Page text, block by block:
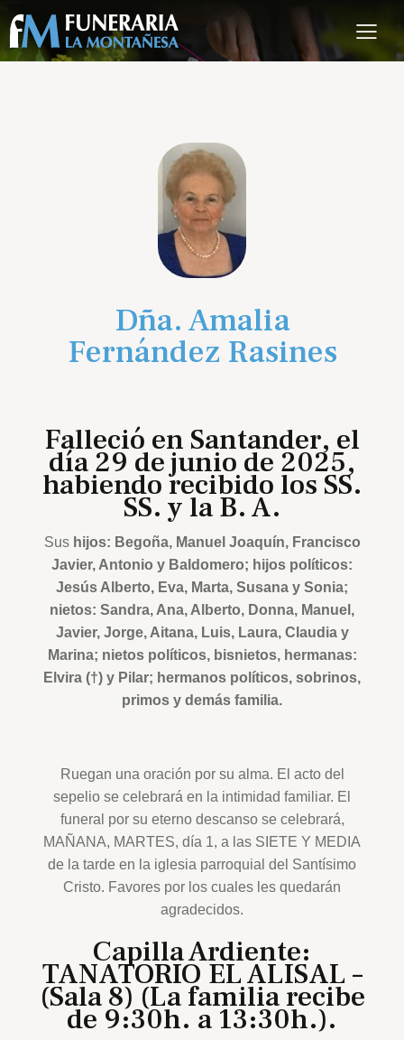
Dña. Amalia
Fernández Rasines
Falleció en Santander, el
día 29 de junio de 2025,
habiendo recibido los SS.
SS. y la B. A.
Sushijos: Begoña, Manuel Joaquín, Francisco
Javier, Antonio y Baldomero; hijos políticos:
Jesús Alberto, Eva, Marta, Susana y Sonia;
nietos: Sandra, Ana, Alberto, Donna, Manuel,
Javier, Jorge, Aitana, Luis, Laura, Claudia y
Marina; nietos políticos, bisnietos, hermanas:
Elvira (†) y Pilar; hermanos políticos, sobrinos,
primos y demás familia.
Ruegan una oración por su alma. El acto del
sepelio se celebrará en la intimidad familiar. El
funeral por su eterno descanso se celebrará,
MAÑANA, MARTES, día 1, a las SIETE Y MEDIA
de la tarde en la iglesia parroquial del Santísimo
Cristo. Favores por los cuales les quedarán
agradecidos.
Capilla Ardiente:
TANATORIO EL ALISAL –
(Sala 8) (La familia recibe
de 9:30h. a 13:30h.).